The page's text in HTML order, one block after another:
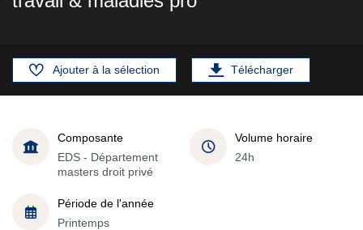
Ajouter à la sélection Télécharger
Composante
EDS - Département
masters droit privé
Volume horaire
24h
Période de l'année
Printemps